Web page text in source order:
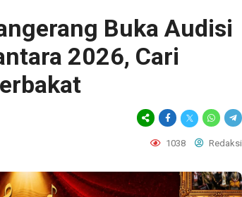
Buka Audisi
2026, Cari
1038 Redaksi